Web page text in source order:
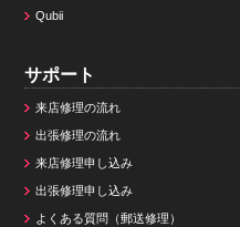
Qubii
サポート
来店修理の流れ
出張修理の流れ
来店修理申し込み
出張修理申し込み
よくある質問（郵送修理）